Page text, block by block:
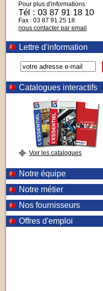
Pour plus d'informations:
Tél : 03 87 91 18 10
Fax : 03 87 91 25 18
nous contacter par email
Lettre d'information
Catalogues interactifs
Voir les catalogues
Notre équipe
Notre métier
Nos fournisseurs
Offres d'emploi